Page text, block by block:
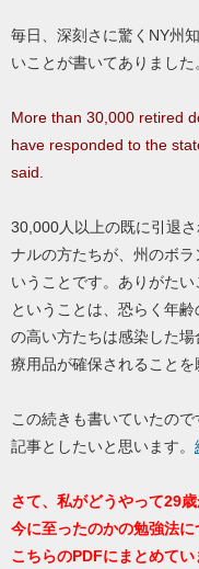
毎日、深刻さに驚くNY州
いことが書いてありました
More than 30,000 retired
have responded to the
said.
30,000人以上の既に引退
ナルの方たちが、州のボ
いうことです。ありがた
ということは、恐らく年
の高い方たちは感染した
療用品が確保されることを
この続きも書いていたの
記事としたいと思います。
さて、私がどうやって29
今に至ったのかの勉強法に
こちらのPDFにまとめてい